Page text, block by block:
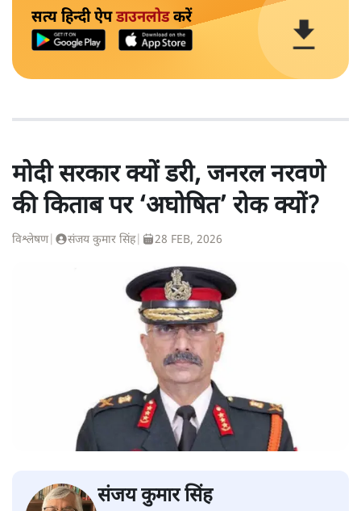
सत्य हिन्दी ऐपडाउनलोडकरें
मोदी सरकार क्यों डरी, जनरल नरवणे
की किताब पर ‘अघोषित’ रोक क्यों?
विश्लेषण| संजय कुमार सिंह| 28 FEB, 2026
संजय कुमार सिंह